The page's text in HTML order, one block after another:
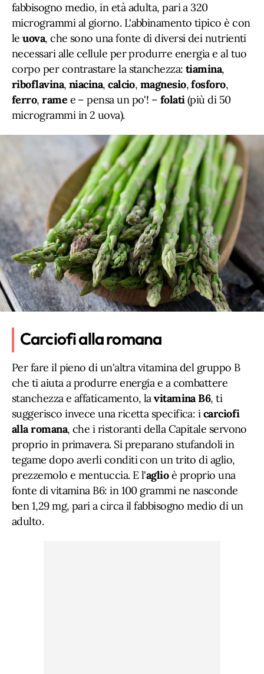
fabbisogno medio, in età adulta, pari a 320
microgrammi al giorno. L'abbinamento tipico è con
leuova, che sono una fonte di diversi dei nutrienti
necessari alle cellule per produrre energia e al tuo
corpo per contrastare la stanchezza:tiamina,
riboflavina, niacina,calcio, magnesio,fosforo,
ferro,rame e – pensa un po'! – folati(più di 50
microgrammi in 2 uova).
Carciofi alla romana
Per fare il pieno di un'altra vitamina del gruppo B
che ti aiuta a produrre energia e a combattere
stanchezza e affaticamento, lavitamina B6, ti
suggerisco invece una ricetta specifica: icarciofi
alla romana, che i ristoranti della Capitale servono
proprio in primavera. Si preparano stufandoli in
tegame dopo averli conditi con un trito di aglio,
prezzemolo e mentuccia. E l'aglioè proprio una
fonte di vitamina B6: in 100 grammi ne nasconde
ben 1,29 mg, pari a circa il fabbisogno medio di un
adulto.